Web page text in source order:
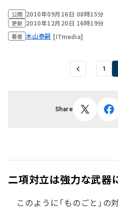
公開 2010年09月16日 08時15分
更新 2010年12月20日 16時19分
著者 木山泰嗣 [ITmedia]
1
Share
二項対立は強力な武器
このように「ものごと」の